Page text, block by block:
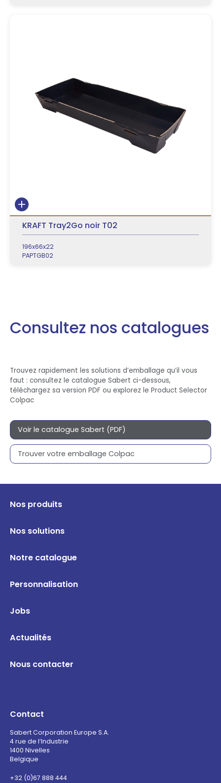
KRAFT Tray2Go noir T02
196x66x22
PAPTGB02
Consultez nos catalogues
Trouvez rapidement les solutions d’emballage qu’il vous
faut : consultez le catalogue Sabert ci-dessous,
téléchargez sa version PDF ou explorez le Product Selector
Colpac
Voir le catalogue Sabert (PDF)
Trouver votre emballage Colpac
Nos produits
Nos solutions
Notre catalogue
Personnalisation
Jobs
Actualités
Nous contacter
Contact
Sabert Corporation Europe S.A.
4 rue de l’Industrie
1400 Nivelles
Belgique
+32 (0)67 888 444